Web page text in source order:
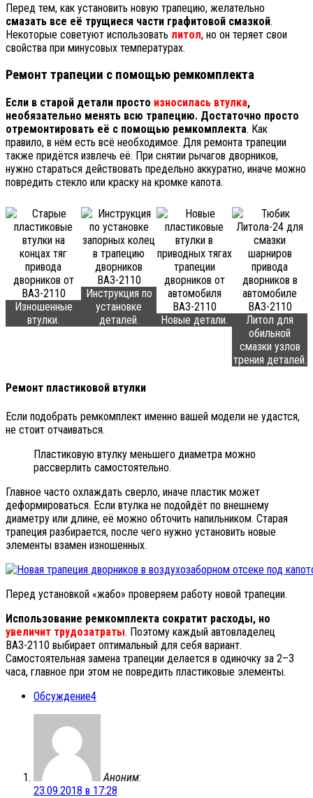
Перед тем, как установить новую трапецию, желательно
смазать все её трущиеся части графитовой смазкой.
Некоторые советуют использовать литол, но он теряет свои
свойства при минусовых температурах.
Ремонт трапеции с помощью ремкомплекта
Если в старой детали просто износилась втулка,
необязательно менять всю трапецию. Достаточно просто
отремонтировать её с помощью ремкомплекта. Как
правило, в нём есть всё необходимое. Для ремонта трапеции
также придётся извлечь её. При снятии рычагов дворников,
нужно стараться действовать предельно аккуратно, иначе можно
повредить стекло или краску на кромке капота.
Изношенные
втулки.
Инструкция по
установке
деталей.
Новые детали.
Литол для
обильной
смазки узлов
трения деталей.
Ремонт пластиковой втулки
Если подобрать ремкомплект именно вашей модели не удастся,
не стоит отчаиваться.
Пластиковую втулку меньшего диаметра можно
рассверлить самостоятельно.
Главное часто охлаждать сверло, иначе пластик может
деформироваться. Если втулка не подойдёт по внешнему
диаметру или длине, её можно обточить напильником. Старая
трапеция разбирается, после чего нужно установить новые
элементы взамен изношенных.
Перед установкой «жабо» проверяем работу новой трапеции.
Использование ремкомплекта сократит расходы, но
увеличит трудозатраты. Поэтому каждый автовладелец
ВАЗ-2110 выбирает оптимальный для себя вариант.
Самостоятельная замена трапеции делается в одиночку за 2–3
часа, главное при этом не повредить пластиковые элементы.
Обсуждение4
Аноним:
23.09.2018 в 17:28